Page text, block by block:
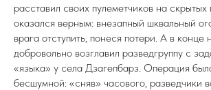
расставил своих пулеметчиков на скрытых
оказался верным: внезапный шквальный
врага отступить, понеся потери. А в конце
добровольно возглавил разведгруппу с
«языка» у села Дзагепбарз. Операция
бесшумной: «сняв» часового, разведчики